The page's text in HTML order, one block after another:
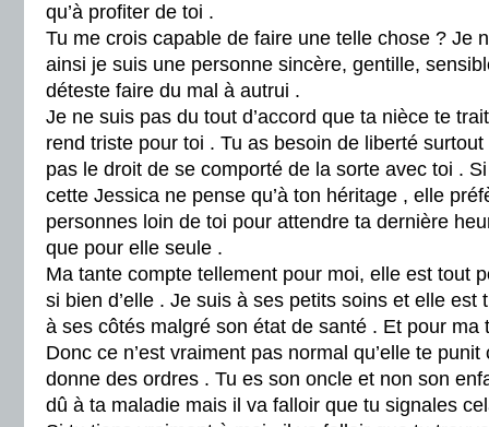
qu’à profiter de toi .
Tu me crois capable de faire une telle chose ? Je
ainsi je suis une personne sincère, gentille,
déteste faire du mal à autrui .
Je ne suis pas du tout d’accord que ta nièce te
rend triste pour toi . Tu as besoin de liberté surtout
pas le droit de se comporté de la sorte avec toi .
cette Jessica ne pense qu’à ton héritage , elle
personnes loin de toi pour attendre ta dernière
que pour elle seule .
Ma tante compte tellement pour moi, elle est tout
si bien d’elle . Je suis à ses petits soins et elle est
à ses côtés malgré son état de santé . Et pour ma
Donc ce n’est vraiment pas normal qu’elle te
donne des ordres . Tu es son oncle et non son
dû à ta maladie mais il va falloir que tu signales